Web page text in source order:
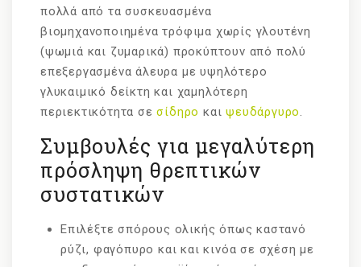
πολλά από τα συσκευασμένα
βιομηχανοποιημένα τρόφιμα χωρίς γλουτένη
(ψωμιά και ζυμαρικά) προκύπτουν από πολύ
επεξεργασμένα άλευρα με υψηλότερο
γλυκαιμικό δείκτη και χαμηλότερη
περιεκτικότητα σεσίδηρο καιψευδάργυρο.
Συμβουλές για μεγαλύτερη
πρόσληψη θρεπτικών
συστατικών
Επιλέξτε σπόρους ολικής όπως καστανό
ρύζι, φαγόπυρο και και κινόα σε σχέση με